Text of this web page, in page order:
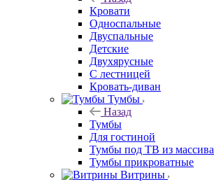
Кровати
Односпальные
Двуспальные
Детские
Двухярусные
С лестницей
Кровать-диван
Тумбы
Назад
Тумбы
Для гостиной
Тумбы под ТВ из массива
Тумбы прикроватные
Витрины